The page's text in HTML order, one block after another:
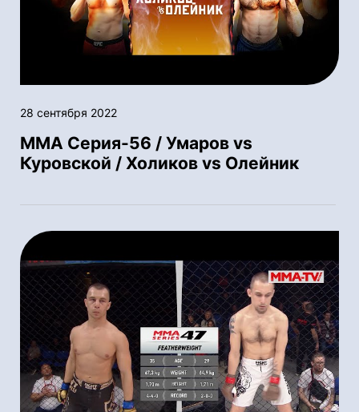
28 сентября 2022
ММА Серия-56 / Умаров vs
Куровской / Холиков vs Олейник